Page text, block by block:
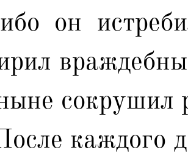
он
сокрушил
каждого